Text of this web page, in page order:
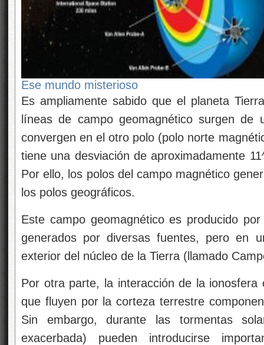
Ese mundo misterioso
Es ampliamente sabido que el planeta
líneas de campo geomagnético surgen
convergen en el otro polo (polo norte
tiene una desviación de aproximadamente
Por ello, los polos del campo magnético
los polos geográficos.
Este campo geomagnético es producido
generados por diversas fuentes, pero en
exterior del núcleo de la Tierra (llamado
Por otra parte, la interacción de la
que fluyen por la corteza terrestre
Sin embargo, durante las tormentas
exacerbada) pueden introducirse